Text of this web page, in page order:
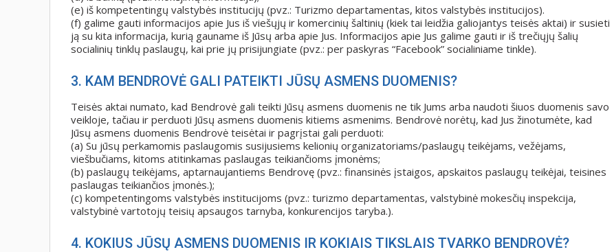
(e) iš kompetentingų valstybės institucijų (pvz.: Turizmo departamentas, kitos valstybės institucijos).
(f) galime gauti informacijos apie Jus iš viešųjų ir komercinių šaltinių (kiek tai leidžia galiojantys teisės aktai) ir susieti
ją su kita informacija, kurią gauname iš Jūsų arba apie Jus. Informacijos apie Jus galime gauti ir iš trečiųjų šalių
socialinių tinklų paslaugų, kai prie jų prisijungiate (pvz.: per paskyras “Facebook” socialiniame tinkle).
3. KAM BENDROVĖ GALI PATEIKTI JŪSŲ ASMENS DUOMENIS?
Teisės aktai numato, kad Bendrovė gali teikti Jūsų asmens duomenis ne tik Jums arba naudoti šiuos duomenis savo
veikloje, tačiau ir perduoti Jūsų asmens duomenis kitiems asmenims. Bendrovė norėtų, kad Jus žinotumėte, kad
Jūsų asmens duomenis Bendrovė teisėtai ir pagrįstai gali perduoti:
(a) Su jūsų perkamomis paslaugomis susijusiems kelionių organizatoriams/paslaugų teikėjams, vežėjams,
viešbučiams, kitoms atitinkamas paslaugas teikiančioms įmonėms;
(b) paslaugų teikėjams, aptarnaujantiems Bendrovę (pvz.: finansinės įstaigos, apskaitos paslaugų teikėjai, teisines
paslaugas teikiančios įmonės.);
(c) kompetentingoms valstybės institucijoms (pvz.: turizmo departamentas, valstybinė mokesčių inspekcija,
valstybinė vartotojų teisių apsaugos tarnyba, konkurencijos taryba.).
4. KOKIUS JŪSŲ ASMENS DUOMENIS IR KOKIAIS TIKSLAIS TVARKO BENDROVĖ?